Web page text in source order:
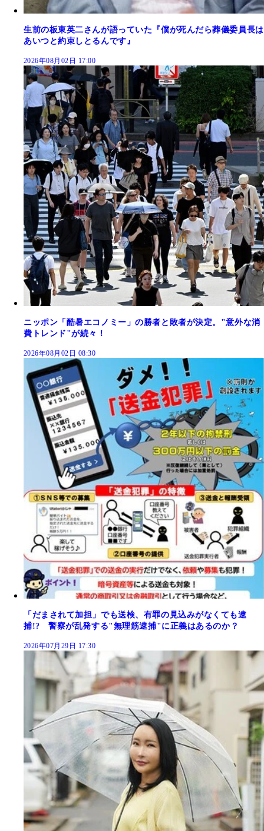
生前の板東英二さんが語っていた『僕が死んだら葬儀委員長は
あいつと約束しとるんです』
2026年08月02日 17:00
ニッポン「酷暑エコノミー」の勝者と敗者が決定。"意外な消
費トレンド"が続々！
2026年08月02日 08:30
「だまされて加担」でも送検、有罪の見込みがなくても逮
捕!? 警察が乱発する"無理筋逮捕"に正義はあるのか？
2026年07月29日 17:30